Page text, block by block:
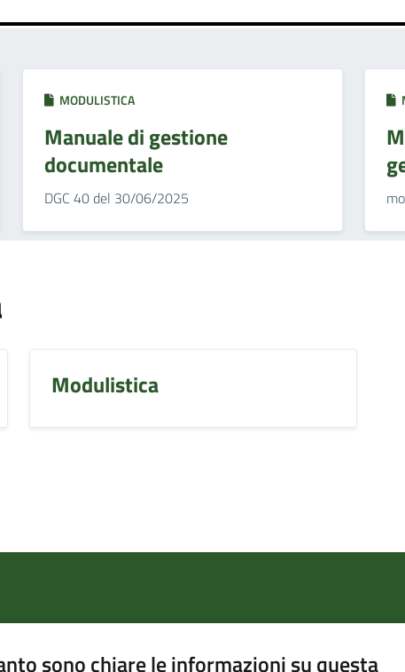
MODULISTICA
Manuale di gestione
documentale
DGC 40 del 30/06/2025
Modulistica
sono chiare le informazioni su questa